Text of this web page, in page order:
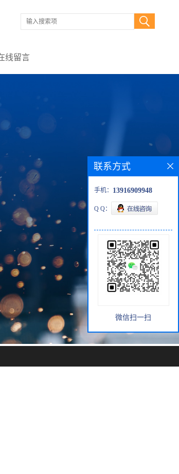
线留言
联系方式
手机： 13916909948
Q Q：
微信扫一扫